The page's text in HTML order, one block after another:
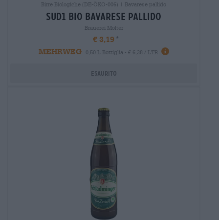
Birre Biologiche (DE-ÖKO-006) | Bavarese pallido
sud1 bio Bavarese pallido
Brauerei Molter
€ 3,19
MEHRWEG
0,50 L Bottiglia - € 6,38 / LTR
Esaurito